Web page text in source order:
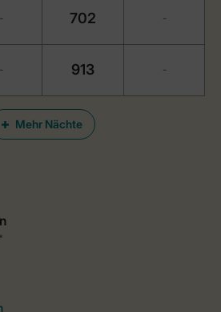
Mehr Nächte
- 702 -
- 913 -